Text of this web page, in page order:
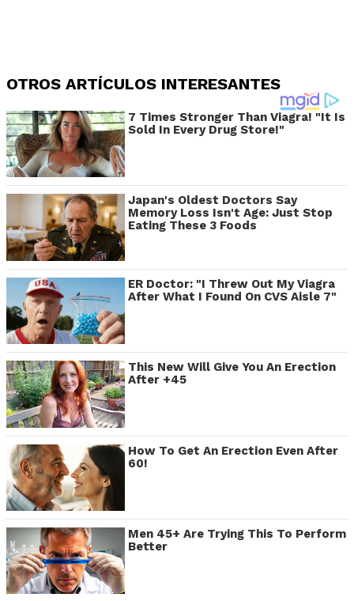
OTROS ARTÍCULOS INTERESANTES
7 Times Stronger Than Viagra! "It Is
Sold In Every Drug Store!"
Japan's Oldest Doctors Say
Memory Loss Isn't Age: Just Stop
Eating These 3 Foods
ER Doctor: "I Threw Out My Viagra
After What I Found On CVS Aisle 7"
This New Will Give You An Erection
After +45
How To Get An Erection Even After
60!
Men 45+ Are Trying This To Perform
Better